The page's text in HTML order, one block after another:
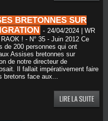
BRETONNES SUR
- 24/04/2024 | WR
RAOK ! - N° 35 - Juin 2012 Ce
de 200 personnes qui ont
Assises bretonnes sur
de notre directeur de
Il fallait impérativement faire
bretons face aux...